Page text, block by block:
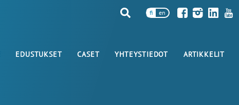
fi en
EDUSTUKSET CASET YHTEYSTIEDOT ARTIKKELIT